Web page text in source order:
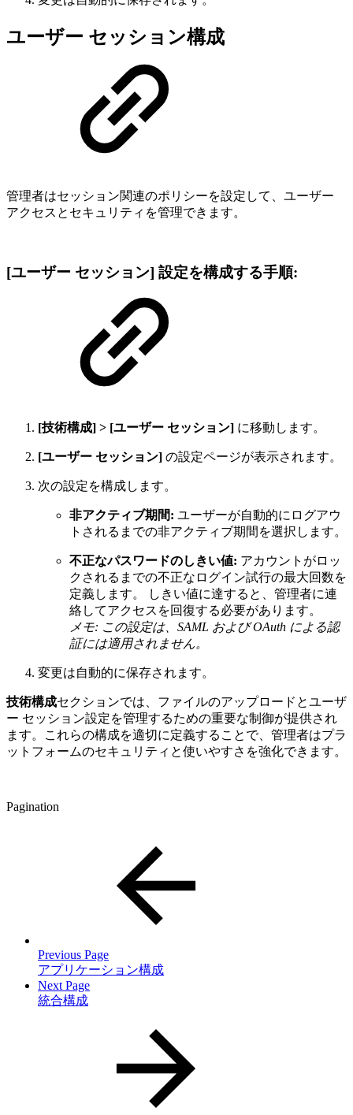
ユーザー セッション構成
管理者はセッション関連のポリシーを設定して、ユーザー
アクセスとセキュリティを管理できます。
[ユーザー セッション] 設定を構成する手順:
[技術構成] > [ユーザー セッション] に移動します。
[ユーザー セッション] の設定ページが表示されます。
次の設定を構成します。
非アクティブ期間: ユーザーが自動的にログアウ
トされるまでの非アクティブ期間を選択します。
不正なパスワードのしきい値: アカウントがロッ
クされるまでの不正なログイン試行の最大回数を
定義します。 しきい値に達すると、管理者に連
絡してアクセスを回復する必要があります。
メモ: この設定は、SAML および OAuth による認
証には適用されません。
変更は自動的に保存されます。
技術構成セクションでは、ファイルのアップロードとユーザ
ー セッション設定を管理するための重要な制御が提供され
ます。これらの構成を適切に定義することで、管理者はプラ
ットフォームのセキュリティと使いやすさを強化できます。
Pagination
Previous Page
アプリケーション構成
Next Page
統合構成